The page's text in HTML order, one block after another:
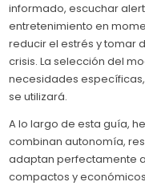
informado, escuchar
entretenimiento en
reducir el estrés y tomar
crisis. La selección del
necesidades
se utilizará.
A lo largo de esta guía,
combinan autonomía,
adaptan perfectamente
compactos y